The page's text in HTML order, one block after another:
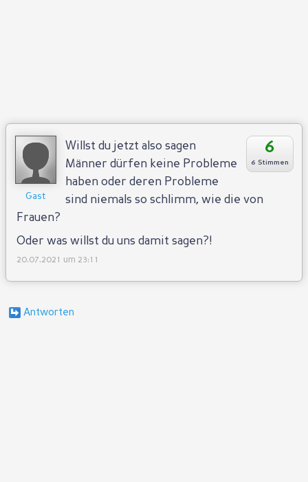
Gast
6
6 Stimmen
Willst du jetzt also sagen
Männer dürfen keine Probleme
haben oder deren Probleme
sind niemals so schlimm, wie die von
Frauen?
Oder was willst du uns damit sagen?!
20.07.2021 um 23:11